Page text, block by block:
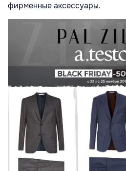
фирменные аксессуары.